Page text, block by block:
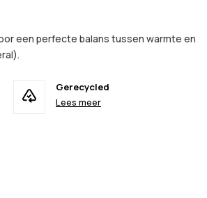
een perfecte balans tussen warmte en
Gerecycled
Lees meer